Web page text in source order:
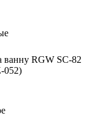
ванну RGW SC-82
052)